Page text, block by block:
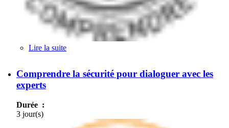
Lire la suite
Comprendre la sécurité pour dialoguer avec les
experts
Durée :
3 jour(s)